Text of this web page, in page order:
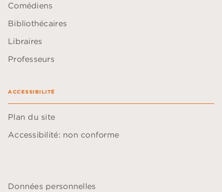
Comédiens
Bibliothécaires
Libraires
Professeurs
ACCESSIBILITÉ
Plan du site
Accessibilité: non conforme
Données personnelles